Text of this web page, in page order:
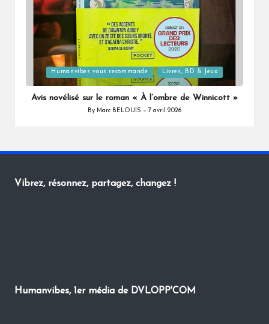
Posted
in
Humanvibes vous recommande Livres, BD & Jeux
Avis novélisé sur le roman « À l’ombre de Winnicott »
Posted
By Marc BELOUIS 7 avril 2026
Vibrez, résonnez, partagez, changez !
Humanvibes, 1er média de DVLOPP'COM